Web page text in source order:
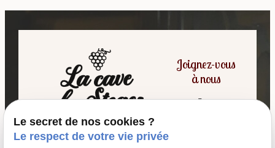
Joignez-vous
à nous
Le secret de nos cookies ?
Le respect de votre vie privée